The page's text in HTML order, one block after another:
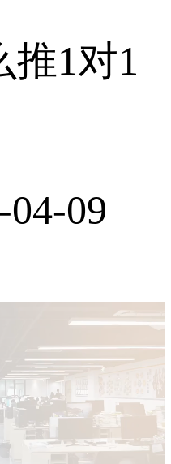
推1对1
09